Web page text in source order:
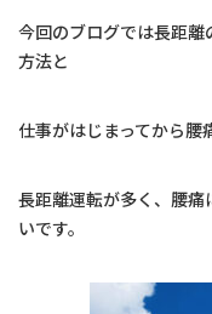
今回のブログでは長距離
方法と
仕事がはじまってから腰
長距離運転が多く、腰
いです。